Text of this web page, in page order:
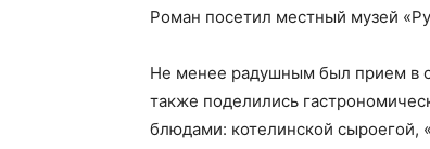
Роман посетил местный музей
Не менее радушным был прием в
также поделились
блюдами: котелинской сыроегой,